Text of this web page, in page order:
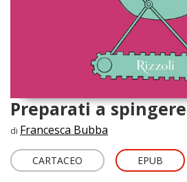
Preparati a spingere
di Francesca Bubba
CARTACEO EPUB